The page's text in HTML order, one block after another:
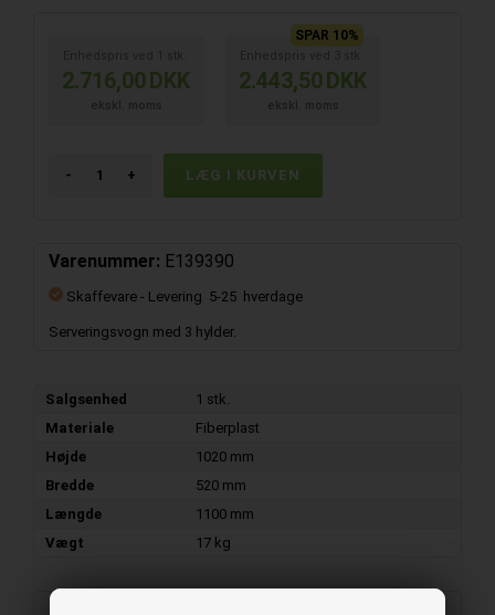
2.716,00DKK
SPAR 10%
2.443,50DKK
- +
Varenummer: E139390
Skaffevare- Levering 5-25 hverdage
Serveringsvogn med 3 hylder.
Salgsenhed
1 stk.
Materiale
Fiberplast
Højde
1020 mm
Bredde
520 mm
Længde
1100 mm
Vægt
17 kg